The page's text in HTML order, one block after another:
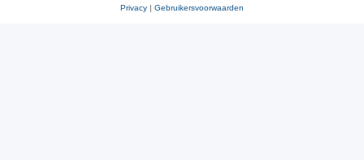
Privacy | Gebruikersvoorwaarden